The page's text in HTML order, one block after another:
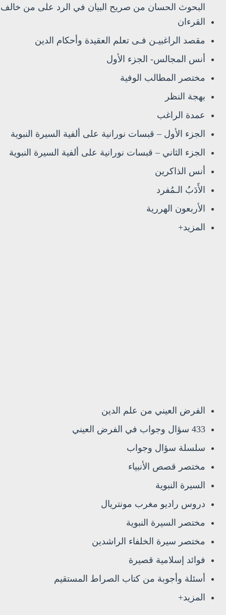
البحوث الحسان من صريح البيان في الرد على من خالف
القرءان
مقصد الراغبيـن فـى تعلم العقيدة وأحكام الدين
أنس المجالس- الجزء الأول
مختصر المطالب الوفية
بهجة النظر
عمدة الراغب
الجزء الأول – قبسات نورانية على ألفية السيرة النبوية
الجزء الثاني – قبسات نورانية على ألفية السيرة النبوية
أنس الذاكرين
الأَدَبُ الـمُفرد
الأربعون الهررية
المزيد+
الفرض العيني من علم الدين
433 سؤال وجواب في الفرض العيني
سلسلة سؤال وجواب
مختصر قصص الأنبياء
السيرة النبوية
دروس راديو مغرب مونتريال
مختصر السيرة النبوية
مختصر سيرة الخلفاء الراشدين
فوائد إسلامية قصيرة
أسئلة وأجوبة من كتاب الصراط المستقيم
المزيد+